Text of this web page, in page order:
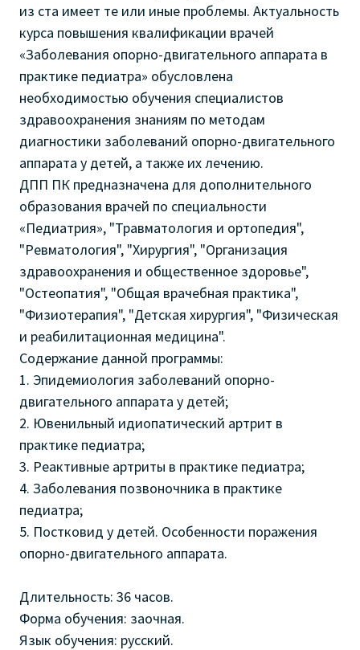
из ста имеет те или иные проблемы. Актуальность
курса повышения квалификации врачей
«Заболевания опорно-двигательного аппарата в
практике педиатра» обусловлена
необходимостью обучения специалистов
здравоохранения знаниям по методам
диагностики заболеваний опорно-двигательного
аппарата у детей, а также их лечению.
ДПП ПК предназначена для дополнительного
образования врачей по специальности
«Педиатрия», "Травматология и ортопедия",
"Ревматология", "Хирургия", "Организация
здравоохранения и общественное здоровье",
"Остеопатия", "Общая врачебная практика",
"Физиотерапия", "Детская хирургия", "Физическая
и реабилитационная медицина".
Содержание данной программы:
1. Эпидемиология заболеваний опорно-
двигательного аппарата у детей;
2. Ювенильный идиопатический артрит в
практике педиатра;
3. Реактивные артриты в практике педиатра;
4. Заболевания позвоночника в практике
педиатра;
5. Постковид у детей. Особенности поражения
опорно-двигательного аппарата.
Длительность: 36 часов.
Форма обучения: заочная.
Язык обучения: русский.